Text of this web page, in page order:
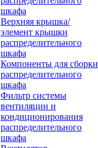
шкафа
Верхняя крышка/
элемент крышки
распределительного
шкафа
Компоненты для сборки
распределительного
шкафа
Фильтр системы
вентиляции и
кондиционирования
распределительного
шкафа